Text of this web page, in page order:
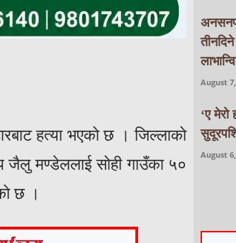
हत्या भएको छ । जिल्लाको
जैलु मण्डेललाई सोही गाउँका ५०
छ ।
August
‘ए
August